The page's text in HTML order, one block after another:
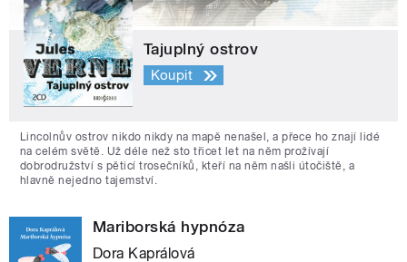
Tajuplný ostrov
Koupit
Lincolnův ostrov nikdo nikdy na mapě nenašel, a přece ho znají lidé
na celém světě. Už déle než sto třicet let na něm prožívají
dobrodružství s pěticí trosečníků, kteří na něm našli útočiště, a
hlavně nejedno tajemství.
Mariborská hypnóza
Dora Kaprálová